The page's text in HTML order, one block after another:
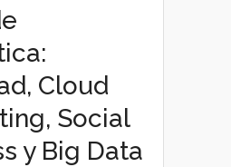
Cloud
Social
y Big Data